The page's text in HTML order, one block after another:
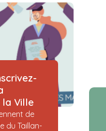
Ville
de
du Taillan-